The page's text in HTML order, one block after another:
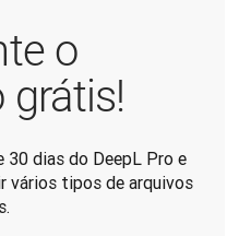
o
grátis!
dias do DeepL Pro e
vários tipos de arquivos